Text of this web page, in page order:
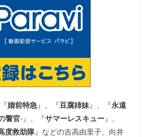
婚前特急 』、『豆腐姉妹 』、『永遠
警官-』、『サマーレスキュー 』、
度救助隊』などの吉高由里子、向井